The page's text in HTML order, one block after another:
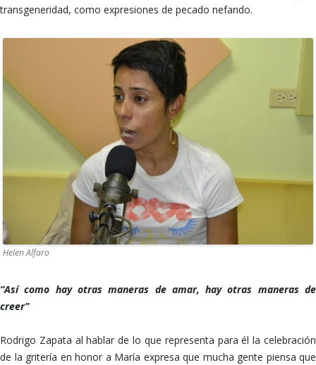
transgeneridad, como expresiones de pecado nefando.
Helen Alfaro
“Así como hay otras maneras de amar, hay otras maneras de
creer”
Rodrigo Zapata al hablar de lo que representa para él la celebración
de la gritería en honor a María expresa que mucha gente piensa que